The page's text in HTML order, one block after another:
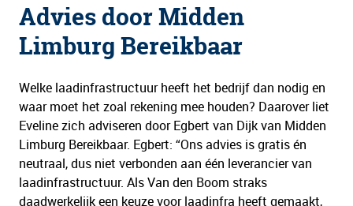
Advies door Midden
Limburg Bereikbaar
Welke laadinfrastructuur heeft het bedrijf dan nodig en
waar moet het zoal rekening mee houden? Daarover liet
Eveline zich adviseren door Egbert van Dijk van Midden
Limburg Bereikbaar. Egbert: “Ons advies is gratis én
neutraal, dus niet verbonden aan één leverancier van
laadinfrastructuur. Als Van den Boom straks
daadwerkelijk een keuze voor laadinfra heeft gemaakt,